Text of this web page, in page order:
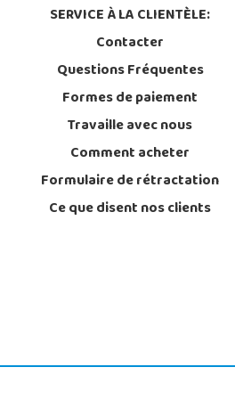
SERVICE À LA CLIENTÈLE:
Contacter
Questions Fréquentes
Formes de paiement
Travaille avec nous
Comment acheter
Formulaire de rétractation
Ce que disent nos clients